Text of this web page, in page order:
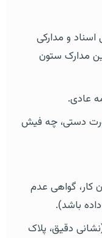
و مدارکی
مدارک ستون
عادی.
دستی، چه فیش
کار، گواهی عدم
باشد).
دقیق، پلاک